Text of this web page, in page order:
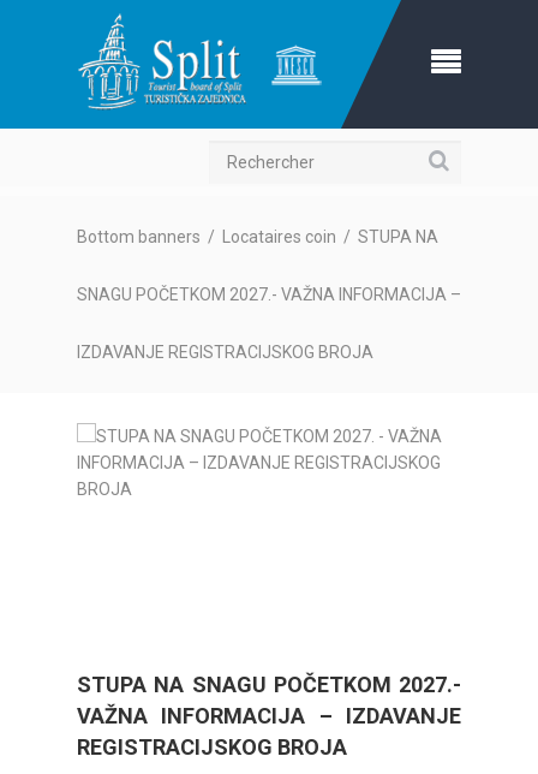
Rechercher
Bottom banners / Locataires coin / STUPA NA
SNAGU POČETKOM 2027.- VAŽNA INFORMACIJA –
IZDAVANJE REGISTRACIJSKOG BROJA
STUPA NA SNAGU POČETKOM 2027.-
VAŽNA INFORMACIJA – IZDAVANJE
REGISTRACIJSKOG BROJA